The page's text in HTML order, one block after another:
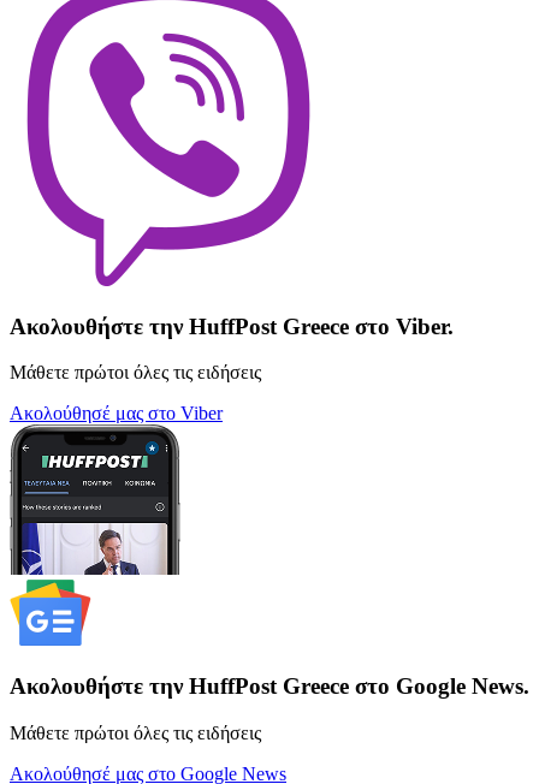
Ακολουθήστε την HuffPost Greece στο Viber.
Μάθετε πρώτοι όλες τις ειδήσεις
Ακολούθησέ μας στο Viber
Ακολουθήστε την HuffPost Greece στο Google News.
Μάθετε πρώτοι όλες τις ειδήσεις
Ακολούθησέ μας στο Google News